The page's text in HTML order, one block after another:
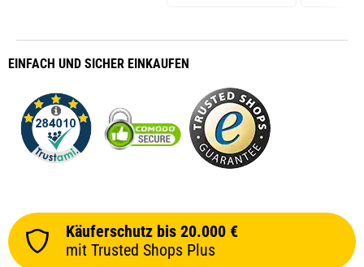
EINFACH UND SICHER EINKAUFEN
Käuferschutz bis 20.000 €
mit Trusted Shops Plus